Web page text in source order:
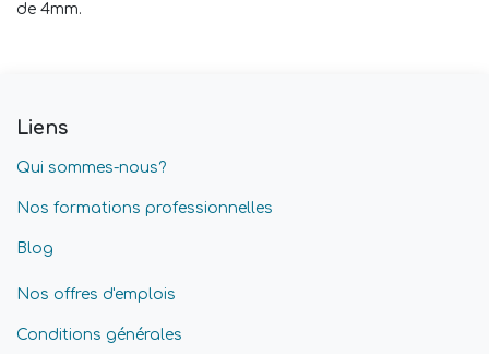
de 4mm.
Liens
Qui sommes-nous?
Nos formations professionnelles
Blog
Nos offres d'emplois
Conditions générales